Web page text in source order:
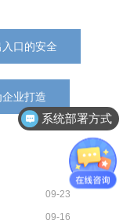
口的安全
业打造
09-23
09-16
系统部署方式